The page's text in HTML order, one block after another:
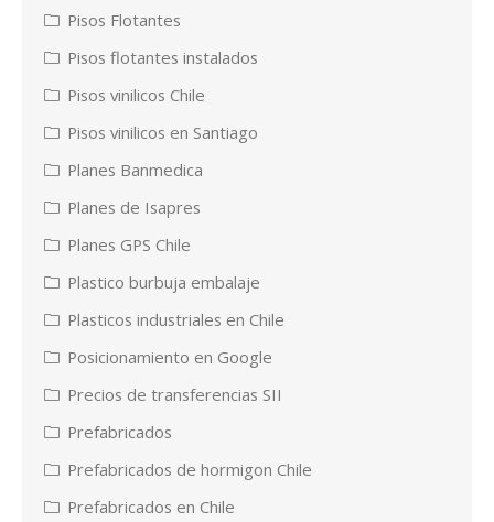
Pisos Flotantes
Pisos flotantes instalados
Pisos vinilicos Chile
Pisos vinilicos en Santiago
Planes Banmedica
Planes de Isapres
Planes GPS Chile
Plastico burbuja embalaje
Plasticos industriales en Chile
Posicionamiento en Google
Precios de transferencias SII
Prefabricados
Prefabricados de hormigon Chile
Prefabricados en Chile